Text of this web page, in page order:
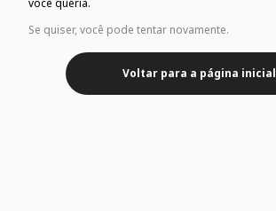
você queria.
Se quiser, você pode tentar novamente.
Voltar para a página inicial